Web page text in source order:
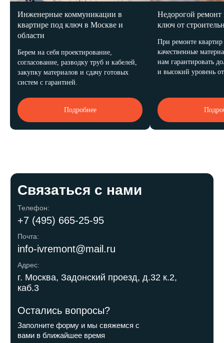
Инженерные коммуникации в
квартире под ключ в Москве и
области
Берем на себя проектирование,
согласование, разводку труб и кабелей,
закупку материалов и сдачу готовых
систем с гарантией.
Подробнее
Недорогой ремонт
ключ от
При ремонте квартир
качественные
нам гарантировать
и высокий уровень